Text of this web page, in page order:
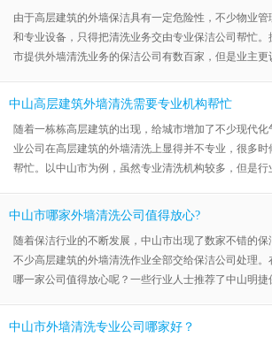
清洁公司来教教您厨房家电清洗的技巧。
由于高层建筑的外墙保洁具有一定危险性，不少物业
和专业设备，只得把清洗业务交由专业保洁公司帮忙。
市提供外墙清洗业务的保洁公司有数百家，但是业主
中山高层建筑外墙清洗需要专业机构帮忙
随着一栋栋高层建筑的出现，给城市增加了不少现代
业公司在高层建筑的外墙清洗上显得并不专业，很多时
帮忙。以中山市为例，虽然专业清洗机构较多，但是
中山市哪家外墙清洗公司值得放心?
随着保洁行业的不断发展，中山市出现了数家不错的保
不少高层建筑的外墙清洗作业全部交给保洁公司处理。
哪一家公司值得放心呢？一些行业人士推荐了中山明捷
中山市外墙清洗专业公司哪家好？